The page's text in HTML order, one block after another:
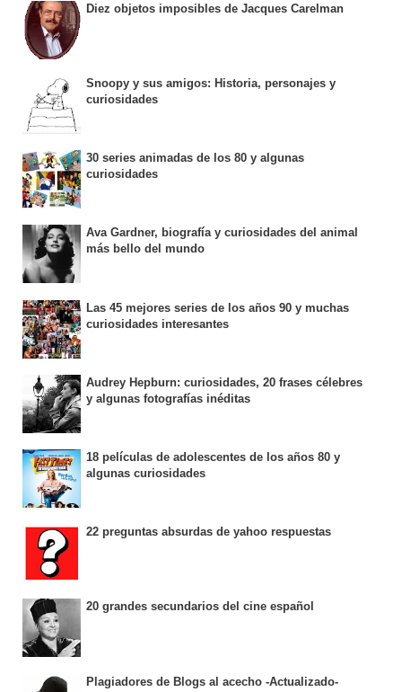
Diez objetos imposibles de Jacques Carelman
Snoopy y sus amigos: Historia, personajes y
curiosidades
30 series animadas de los 80 y algunas
curiosidades
Ava Gardner, biografía y curiosidades del animal
más bello del mundo
Las 45 mejores series de los años 90 y muchas
curiosidades interesantes
Audrey Hepburn: curiosidades, 20 frases célebres
y algunas fotografías inéditas
18 películas de adolescentes de los años 80 y
algunas curiosidades
22 preguntas absurdas de yahoo respuestas
20 grandes secundarios del cine español
Plagiadores de Blogs al acecho -Actualizado-